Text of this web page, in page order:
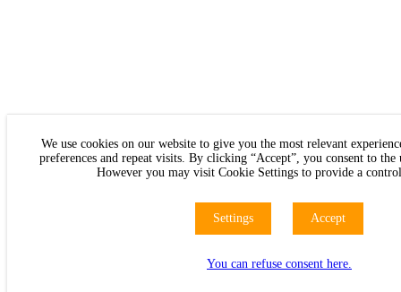
We use cookies on our website to give you the most relevant
preferences and repeat visits. By clicking “Accept”, you consent to
However you may visit Cookie Settings to provide a
Settings Accept
You can refuse consent here.